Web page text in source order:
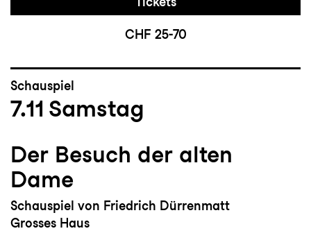
CHF 25-70
Schauspiel
7.11 Samstag
Der Besuch der alten
Dame
Schauspiel von Friedrich Dürrenmatt
Grosses Haus